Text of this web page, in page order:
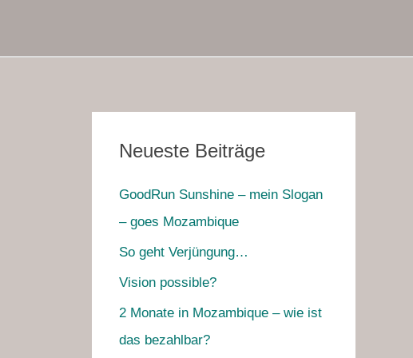
Neueste Beiträge
GoodRun Sunshine – mein Slogan
– goes Mozambique
So geht Verjüngung…
Vision possible?
2 Monate in Mozambique – wie ist
das bezahlbar?